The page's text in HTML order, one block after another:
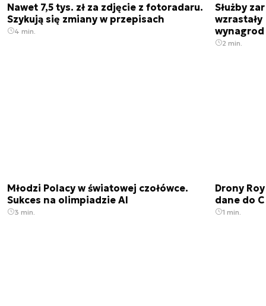
Nawet 7,5 tys. zł za zdjęcie z fotoradaru.
Szykują się zmiany w przepisach
4 min.
Służby
2 min.
Młodzi Polacy w światowej czołówce.
Sukces na olimpiadzie AI
3 min.
Drony
dane do
1 min.